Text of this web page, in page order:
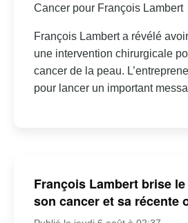
Cancer pour François Lambert
François Lambert a révélé
une intervention chirurgicale
cancer de la peau.
pour lancer un important
François Lambert brise
son cancer et sa récente